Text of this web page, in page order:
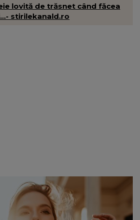
lovită de trăsnet când făcea
stirilekanald.ro